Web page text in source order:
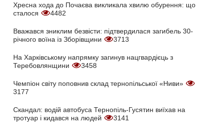
Хресна хода до Почаєва викликала хвилю обурення: що
сталося
4482
Вважався зниклим безвісти: підтвердилася загибель 30-
річного воїна із Зборівщини
3713
На Харківському напрямку загинув нацгвардієць з
Теребовлянщини
3458
Чемпіон світу поповнив склад тернопільської «Ниви»
3177
Скандал: водій автобуса Тернопіль-Гусятин виїхав на
тротуар і кидався на людей
3141